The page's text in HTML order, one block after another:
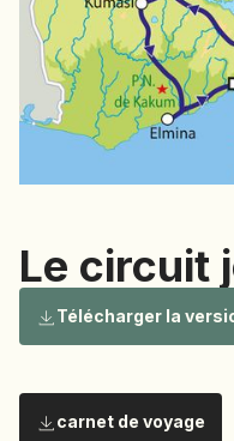
OMAN
OUGANDA
OUZBÉKISTAN
PAKISTAN
RÉUNION
ROUMANIE
RWANDA
SALVADOR
SERBIE
Le
Le circuit
Télécharger la
carnet de voyage